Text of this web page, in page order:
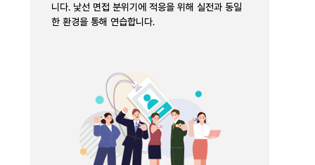
니다. 낯선 면접 분위기에 적응을 위해 실전과 동일
한 환경을 통해 연습합니다.